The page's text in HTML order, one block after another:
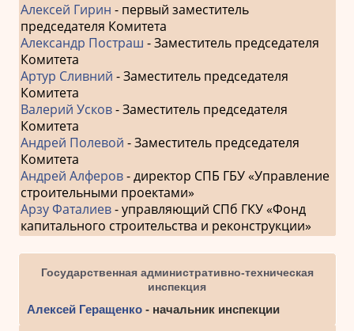
Алексей Гирин - первый заместитель
председателя Комитета
Александр Постраш - Заместитель председателя
Комитета
Артур Сливний - Заместитель председателя
Комитета
Валерий Усков- Заместитель председателя
Комитета
Андрей Полевой - Заместитель председателя
Комитета
Андрей Алферов- директор СПБ ГБУ «Управление
строительными проектами»
Арзу Фаталиев- управляющий СПб ГКУ «Фонд
капитального строительства и реконструкции»
Государственная административно-техническая
инспекция
Алексей Геращенко- начальник инспекции